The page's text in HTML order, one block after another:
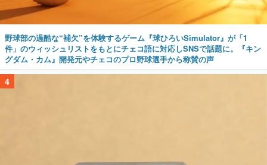
野球部の過酷な“補欠”を体験するゲーム『球ひろいSimulator』が「1
件」のウィッシュリストをもとにチェコ語に対応しSNSで話題に。『キン
グダム・カム』開発元やチェコのプロ野球選手から称賛の声
4